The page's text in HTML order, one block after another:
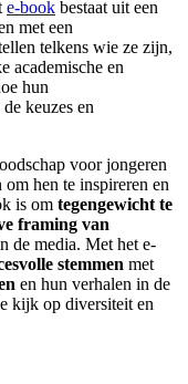
e-book bestaat uit een
met een
telkens wie ze zijn,
academische en
hun
keuzes en
voor jongeren
hen te inspireren en
is om tegengewicht te
framing van
de media. Met het e-
stemmen met
en hun verhalen in de
kijk op diversiteit en